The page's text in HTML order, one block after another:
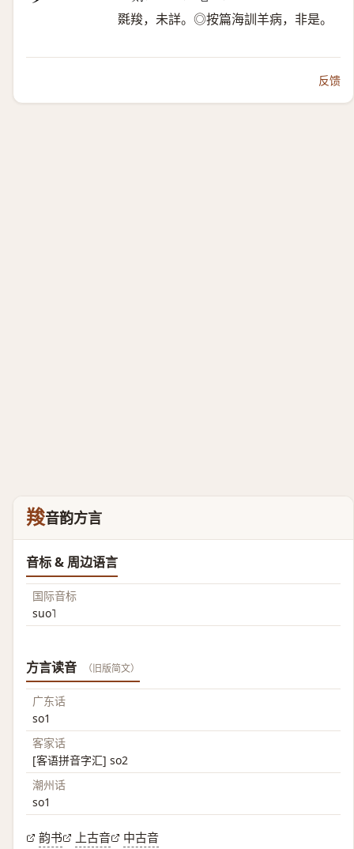
毲羧，未詳。◎按篇海訓羊病，非是。
反馈
羧音韵方言
音标 & 周边语言
国际音标
suo˥
方言读音 （旧版简文）
广东话
so1
客家话
[客语拼音字汇] so2
潮州话
so1
韵书 上古音 中古音